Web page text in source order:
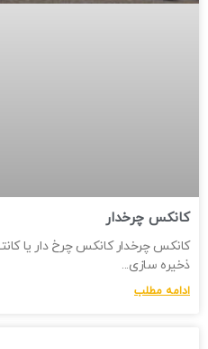
کانکس چرخدار
کانکس چرخدار کانکس چرخ دار یا
ذخیره سازی
ادامه مطلب